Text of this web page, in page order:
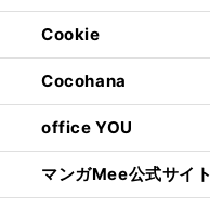
Cookie
Cocohana
office YOU
マンガMee公式サイト